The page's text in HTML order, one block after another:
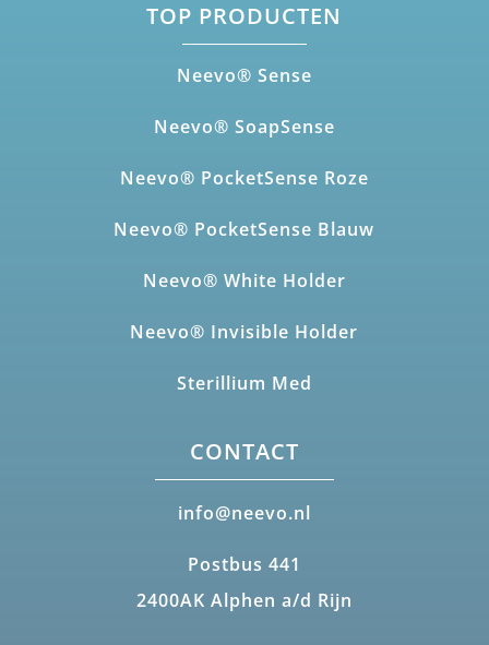
TOP PRODUCTEN
Neevo® Sense
Neevo® SoapSense
Neevo® PocketSense Roze
Neevo® PocketSense Blauw
Neevo® White Holder
Neevo® Invisible Holder
Sterillium Med
CONTACT
info@neevo.nl
Postbus 441
2400AK Alphen a/d Rijn